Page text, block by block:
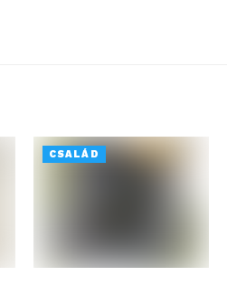
CSALÁD